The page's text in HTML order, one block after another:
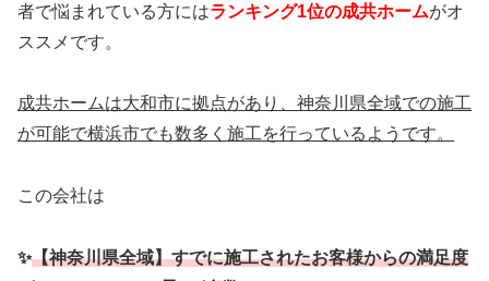
者で悩まれている方にはランキング1位の成共ホームがオ
ススメです。
成共ホームは大和市に拠点があり、神奈川県全域での施工
が可能で横浜市でも数多く施工を行っているようです。
この会社は
✨【神奈川県全域】すでに施工されたお客様からの満足度